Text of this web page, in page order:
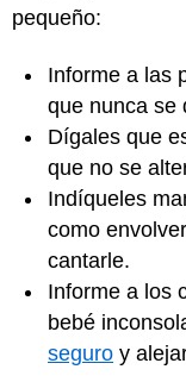
pequeño:
Informe a las
que nunca se
Dígales que
que no se
Indíqueles
como
cantarle.
Informe a los
bebé
seguro y